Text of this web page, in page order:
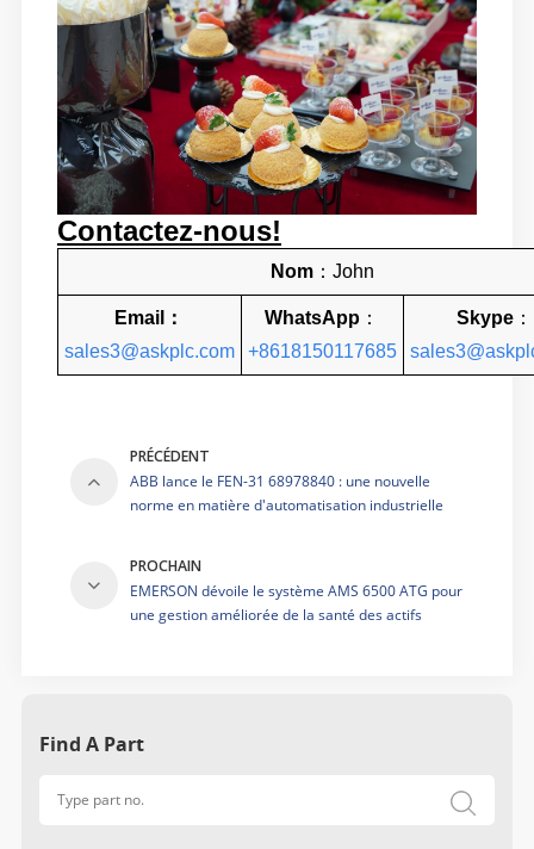
Contactez-nous!
Nom： John
Email
：
sales3@askplc.com
WhatsApp ：
+8618150117685
Skype ：
PRÉCÉDENT
ABB lance le FEN-31 68978840 : une nouvelle
norme en matière d'automatisation industrielle
PROCHAIN
EMERSON dévoile le système AMS 6500 ATG pour
une gestion améliorée de la santé des actifs
Find A Part